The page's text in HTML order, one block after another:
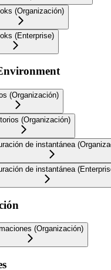
(Organización)
(Enterprise)
(Organización)
(Organización)
de instantánea
de instantánea
(Organización)